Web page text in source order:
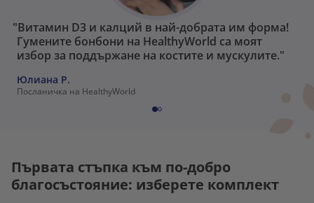
"Витамин D3 и калций в най-добрата им форма!
Гумените бонбони на HealthyWorld са моят
избор за поддържане на костите и мускулите."
Юлиана P.
Посланичка на HealthyWorld
Първата стъпка към по-добро
благосъстояние: изберете комплект